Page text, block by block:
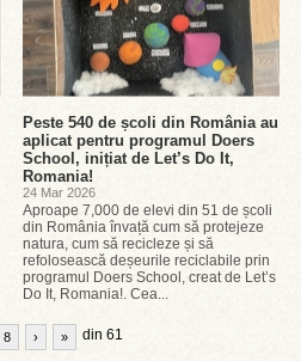
Peste 540 de școli din România au
aplicat pentru programul Doers
School, inițiat de Let’s Do It,
Romania!
24 Mar 2026
Aproape 7,000 de elevi din 51 de școli
din România învață cum să protejeze
natura, cum să recicleze și să
refolosească deșeurile reciclabile prin
programul Doers School, creat de Let’s
Do It, Romania!. Cea...
8 din 61
› »